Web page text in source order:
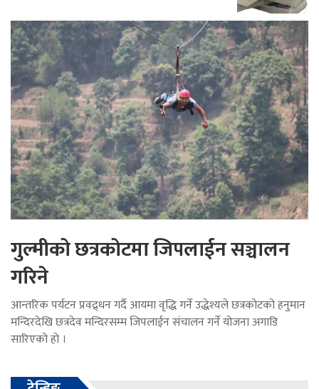
गुल्मीको छत्रकोटमा जिपलाईन सञ्चालन
गरिने
आन्तरिक पर्यटन प्रवद्र्धन गर्दै आयमा वृद्धि गर्ने उद्धेश्यले छत्रकोटको हनुमान
मन्दिरदेखि छत्रदेव मन्दिरसम्म जिपलाईन संचालन गर्ने योजना अगाडि
सारिएको हो ।